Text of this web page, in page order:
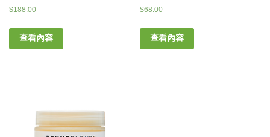
$188.00
查看內容
$68.00
查看內容